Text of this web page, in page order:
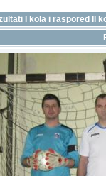
I kola i raspored II